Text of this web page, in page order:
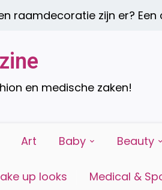
zijn er? Een
en medische zaken!
Art Baby Beauty
up looks Medical &